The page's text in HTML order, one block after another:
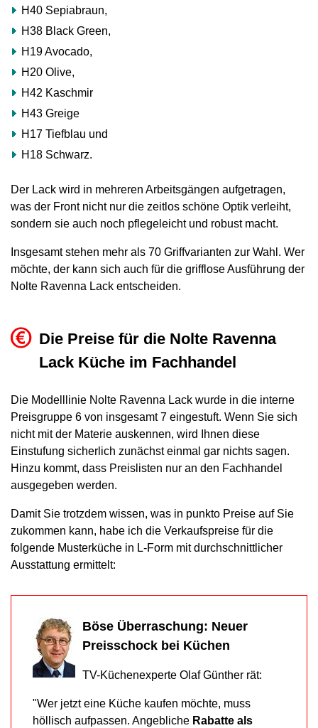
diese
11
der
Händler
nicht
kennen
Warnsignale
ignorieren.“
Mehr
erfahren…
H40 Sepiabraun,
H38 Black Green,
H19 Avocado,
H20 Olive,
H42 Kaschmir
H43 Greige
H17 Tiefblau und
H18 Schwarz.
Der Lack wird in mehreren Arbeitsgängen aufgetragen,
was der Front nicht nur die zeitlos schöne Optik verleiht,
sondern sie auch noch pflegeleicht und robust macht.
Insgesamt stehen mehr als 70 Griffvarianten zur Wahl. Wer
möchte, der kann sich auch für die grifflose Ausführung der
Nolte Ravenna Lack entscheiden.
Die Preise für die Nolte Ravenna
Lack Küche im Fachhandel
Die Modelllinie Nolte Ravenna Lack wurde in die interne
Preisgruppe 6 von insgesamt 7 eingestuft. Wenn Sie sich
nicht mit der Materie auskennen, wird Ihnen diese
Einstufung sicherlich zunächst einmal gar nichts sagen.
Hinzu kommt, dass Preislisten nur an den Fachhandel
ausgegeben werden.
Damit Sie trotzdem wissen, was in punkto Preise auf Sie
zukommen kann, habe ich die Verkaufspreise für die
folgende Musterküche in L-Form mit durchschnittlicher
Ausstattung ermittelt:
Böse Überraschung: Neuer
Preisschock bei Küchen
TV-Küchenexperte Olaf Günther rät:
"Wer jetzt eine Küche kaufen möchte, muss
höllisch aufpassen. Angebliche Rabatte als